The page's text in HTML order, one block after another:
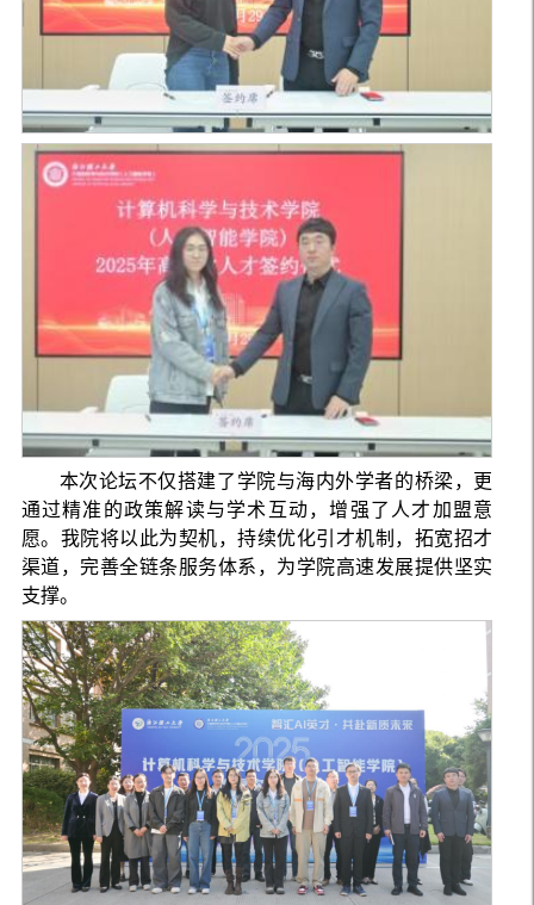
本次论坛不仅搭建了学院与海内外学者的桥梁，更
通过精准的政策解读与学术互动，增强了人才加盟意
愿。我院将以此为契机，持续优化引才机制，拓宽招才
渠道，完善全链条服务体系，为学院高速发展提供坚实
支撑。